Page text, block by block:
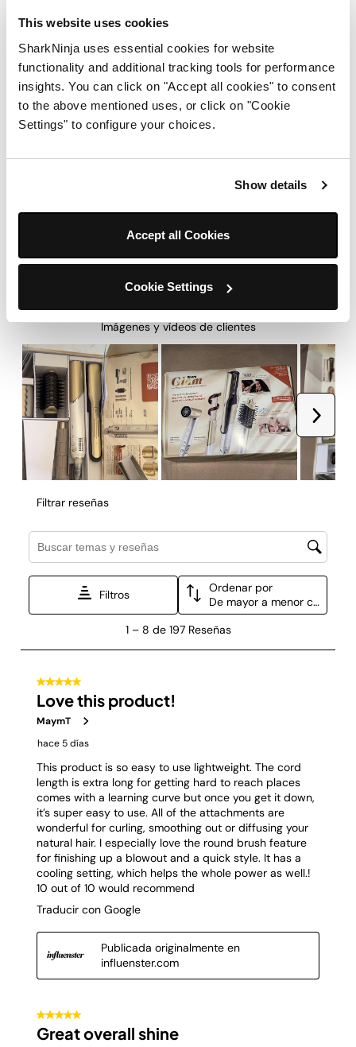
This website uses cookies
SharkNinja uses essential cookies for website
functionality and additional tracking tools for performance
insights. You can click on "Accept all cookies" to consent
to the above mentioned uses, or click on "Cookie
Settings" to configure your choices.
Show details
Accept all Cookies
Cookie Settings